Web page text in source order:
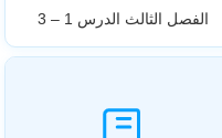
الفصل الثالث الدرس 1 – 3